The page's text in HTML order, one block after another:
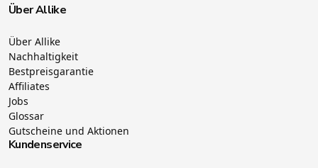
Über Allike
Über Allike
Nachhaltigkeit
Bestpreisgarantie
Affiliates
Jobs
Glossar
Gutscheine und Aktionen
Kundenservice